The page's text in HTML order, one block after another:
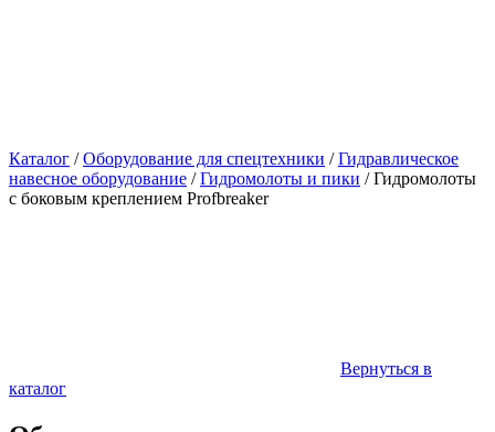
Каталог /Оборудование для спецтехники /Гидравлическое
навесное оборудование /Гидромолоты и пики /Гидромолоты
с боковым креплением Profbreaker
Вернуться в
каталог